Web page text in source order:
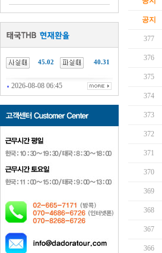
45.02 40.31
2026-08-08 06:45
공지
377
376
375
374
373
372
371
370
369
368
367
366